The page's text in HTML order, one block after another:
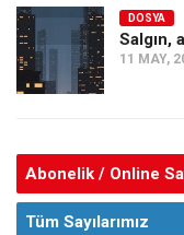
DOSYA
Salgın,
11 MAY,
Abonelik / Online
Tüm Sayılarımız